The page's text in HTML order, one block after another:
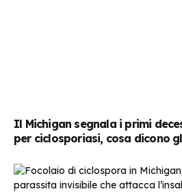
Il Michigan segnala i primi
per ciclosporiasi, cosa dicono